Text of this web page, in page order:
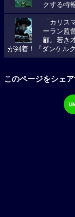
クする特
「カリス
ーラン監
顧。若き
が到着！『ダンケルク
このページをシェ